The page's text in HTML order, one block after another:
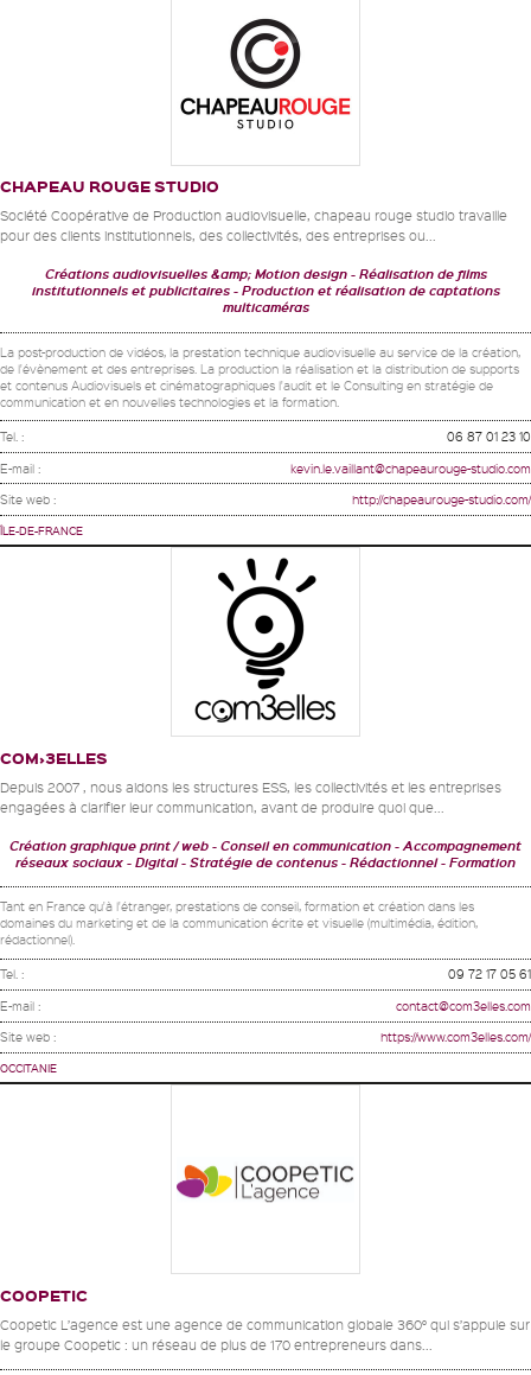
CHAPEAU ROUGE STUDIO
Société Coopérative de Production audiovisuelle, chapeau rouge studio travaille
pour des clients institutionnels, des collectivités, des entreprises ou...
Créations audiovisuelles &amp; Motion design
Réalisation de films
institutionnels et publicitaires
Production et réalisation de captations
multicaméras
La post-production de vidéos, la prestation technique audiovisuelle au service de la création,
de l'évènement et des entreprises. La production la réalisation et la distribution de supports
et contenus Audiovisuels et cinématographiques l'audit et le Consulting en stratégie de
communication et en nouvelles technologies et la formation.
Tel. : 06 87 01 23 10
E-mail : kevin.le.vaillant@chapeaurouge-studio.com
Site web : http://chapeaurouge-studio.com/
ÎLE-DE-FRANCE
COM›3ELLES
Depuis 2007 , nous aidons les structures ESS, les collectivités et les entreprises
engagées à clarifier leur communication, avant de produire quoi que...
Création graphique print / web - Conseil en communication - Accompagnement
réseaux sociaux - Digital
Stratégie de contenus - Rédactionnel Formation
Tant en France qu'à l'étranger, prestations de conseil, formation et création dans les
domaines du marketing et de la communication écrite et visuelle (multimédia, édition,
rédactionnel).
Tel. : 09 72 17 05 61
E-mail : contact@com3elles.com
Site web : https://www.com3elles.com/
OCCITANIE
COOPETIC
Coopetic L’agence est une agence de communication globale 360° qui s’appuie sur
le groupe Coopetic : un réseau de plus de 170 entrepreneurs dans...